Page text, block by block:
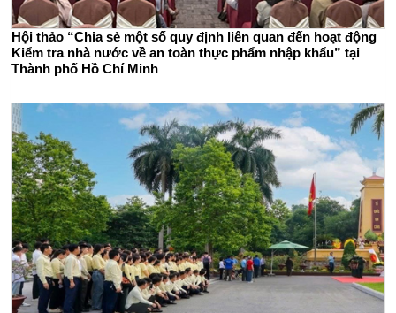
Hội thảo “Chia sẻ một số quy định liên quan đến hoạt động
Kiểm tra nhà nước về an toàn thực phẩm nhập khẩu” tại
Thành phố Hồ Chí Minh